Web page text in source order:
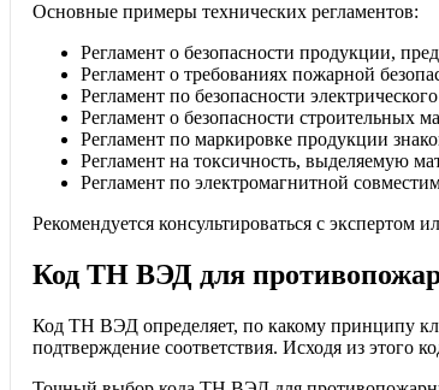
Основные примеры технических регламентов:
Регламент о безопасности продукции,
Регламент о требованиях пожарной
Регламент по безопасности
Регламент о безопасности строительных
Регламент по маркировке продукции
Регламент на токсичность, выделяемую
Регламент по электромагнитной
Рекомендуется консультироваться с
Код ТН ВЭД для
Код ТН ВЭД определяет, по какому принципу
подтверждение соответствия. Исходя из этого